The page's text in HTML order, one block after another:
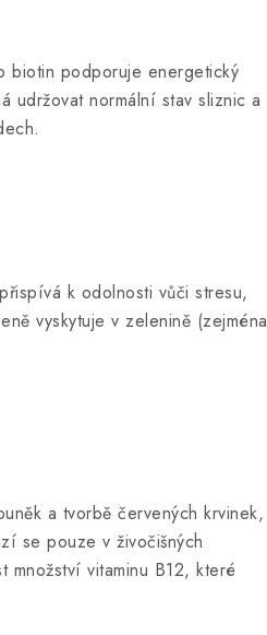
biotin podporuje energetický
udržovat normální stav sliznic a
k odolnosti vůči stresu,
vyskytuje v zelenině (zejména
a tvorbě červených krvinek,
se pouze v živočišných
vitaminu B12, které